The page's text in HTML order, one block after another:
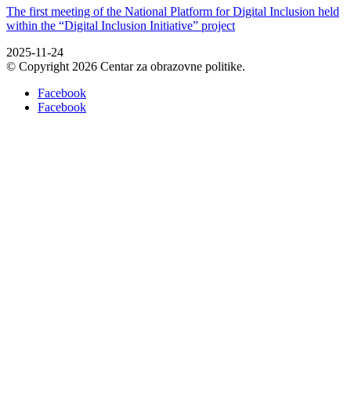
The first meeting of the National Platform for Digital Inclusion held
within the “Digital Inclusion Initiative” project
2025-11-24
© Copyright 2026 Centar za obrazovne politike.
Facebook
Facebook